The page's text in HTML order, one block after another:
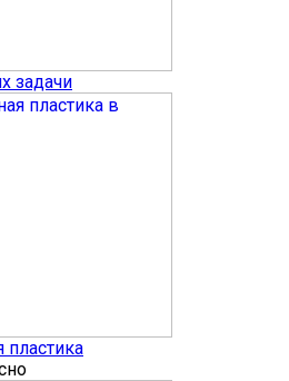
задачи
пластика